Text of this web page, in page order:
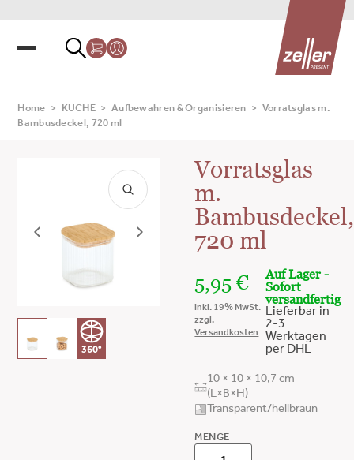
Home > KÜCHE > Aufbewahren & Organisieren >
Vorratsglas m.
Bambusdeckel, 720 ml
360°
Vorratsglas
m.
Bambusdeckel,
720 ml
5,95€
inkl. 19% MwSt.
zzgl.
Versandkosten
Auf Lager -
Sofort
versandfertig
Lieferbar in
2-3
Werktagen
per DHL
10 × 10 × 10,7 cm
(L×B×H)
Transparent/hellbraun
MENGE